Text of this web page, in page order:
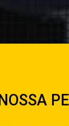
NOSSA